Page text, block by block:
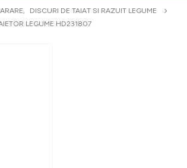
,
DISCURI DE TAIAT SI RAZUIT LEGUME
LEGUME HD231807